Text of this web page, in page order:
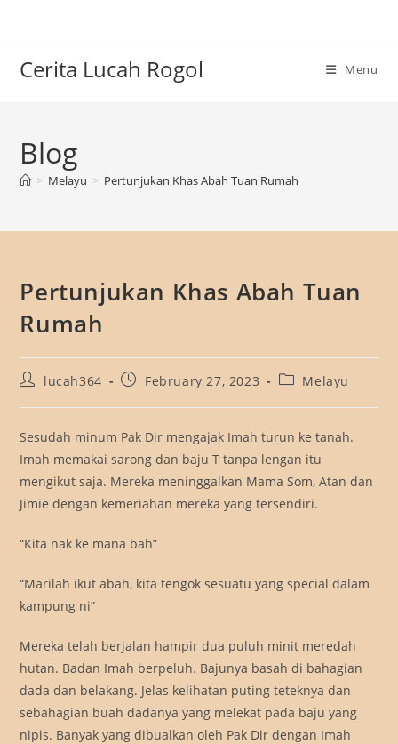
Cerita Lucah Rogol Menu
Blog
> Melayu > Pertunjukan Khas Abah Tuan Rumah
Pertunjukan Khas Abah Tuan
Rumah
Postlucah364
PostFebruary 27, 2023
PostMelayu
Sesudah minum Pak Dir mengajak Imah turun ke tanah.
Imah memakai sarong dan baju T tanpa lengan itu
mengikut saja. Mereka meninggalkan Mama Som, Atan dan
Jimie dengan kemeriahan mereka yang tersendiri.
“Kita nak ke mana bah”
“Marilah ikut abah, kita tengok sesuatu yang special dalam
kampung ni”
Mereka telah berjalan hampir dua puluh minit meredah
hutan. Badan Imah berpeluh. Bajunya basah di bahagian
dada dan belakang. Jelas kelihatan puting teteknya dan
sebahagian buah dadanya yang melekat pada baju yang
nipis. Banyak yang dibualkan oleh Pak Dir dengan Imah